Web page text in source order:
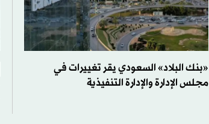
«بنك البلاد» السعودي يقر تغييرات في
مجلس الإدارة والإدارة التنفيذية